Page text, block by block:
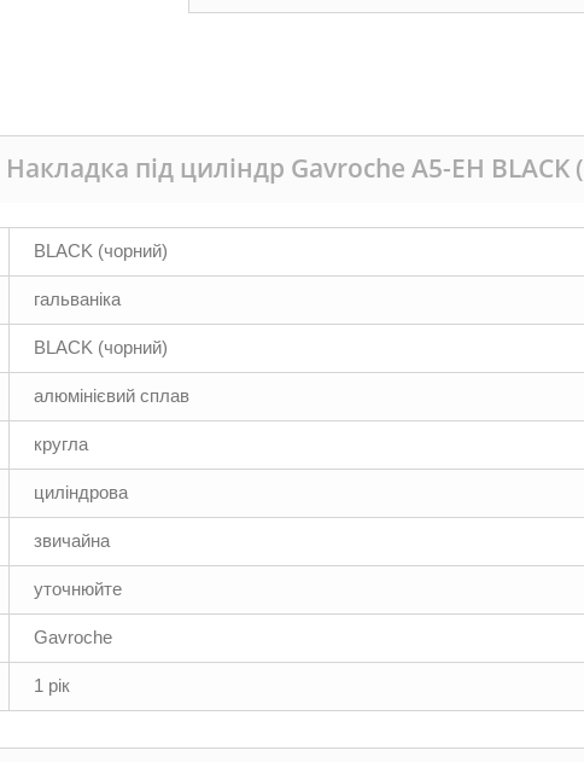
Накладка під циліндр Gavroche А5-EH
BLACK (чорний)
гальваніка
BLACK (чорний)
алюмінієвий сплав
кругла
циліндрова
звичайна
уточнюйте
Gavroche
1 рік